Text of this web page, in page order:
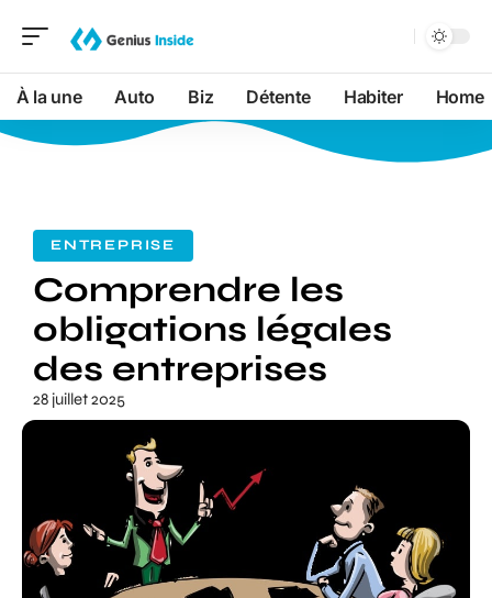
À la une Auto Biz Détente Habiter Home
ENTREPRISE
Comprendre les
obligations légales
des entreprises
28 juillet 2025